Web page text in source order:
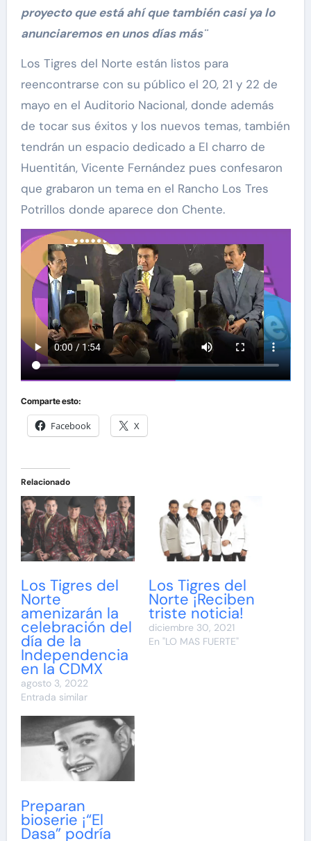
proyecto que está ahí que también casi ya lo
anunciaremos en unos días más¨
Los Tigres del Norte están listos para
reencontrarse con su público el 20, 21 y 22 de
mayo en el Auditorio Nacional, donde además
de tocar sus éxitos y los nuevos temas, también
tendrán un espacio dedicado a El charro de
Huentitán, Vicente Fernández pues confesaron
que grabaron un tema en el Rancho Los Tres
Potrillos donde aparece don Chente.
Comparte esto:
Facebook X
Relacionado
Los Tigres del
Norte
amenizarán la
celebración del
día de la
Independencia
en la CDMX
agosto 3, 2022
Entrada similar
Los Tigres del
Norte ¡Reciben
triste noticia!
diciembre 30, 2021
En "LO MAS FUERTE"
Preparan
bioserie ¡“El
Dasa” podría